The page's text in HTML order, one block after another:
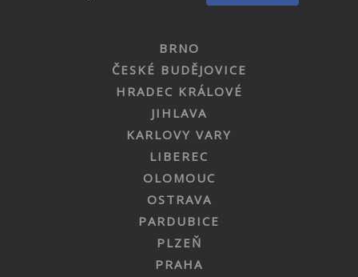
BRNO
ČESKÉ BUDĚJOVICE
HRADEC KRÁLOVÉ
JIHLAVA
KARLOVY VARY
LIBEREC
OLOMOUC
OSTRAVA
PARDUBICE
PLZEŇ
PRAHA